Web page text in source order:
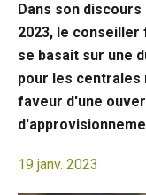
Dans son
2023, le conseiller
se basait sur une
pour les centrales
faveur d'une
19 janv. 2023